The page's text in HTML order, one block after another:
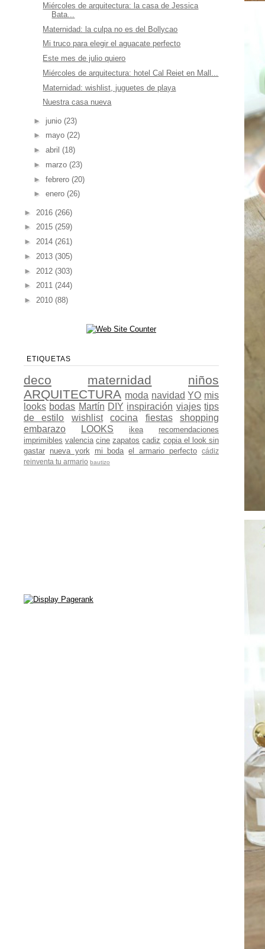
Miércoles de arquitectura: la casa de Jessica
Bata...
Maternidad: la culpa no es del Bollycao
Mi truco para elegir el aguacate perfecto
Este mes de julio quiero
Miércoles de arquitectura: hotel Cal Reiet en Mall...
Maternidad: wishlist, juguetes de playa
Nuestra casa nueva
► junio (23)
► mayo (22)
► abril (18)
► marzo (23)
► febrero (20)
► enero (26)
► 2016 (266)
► 2015 (259)
► 2014 (261)
► 2013 (305)
► 2012 (303)
► 2011 (244)
► 2010 (88)
ETIQUETAS
deco maternidad
niños
ARQUITECTURA moda navidad YO mis
looks bodas Martín DIY inspiración viajes tips
de estilo
wishlist cocina fiestas
shopping
embarazo
LOOKS ikea
recomendaciones
imprimibles valencia cine zapatos cadiz copia el look sin
gastar nueva york mi boda el armario perfecto
cádiz
reinventa tu armario bautizo